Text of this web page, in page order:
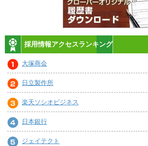
採用情報アクセスランキング
大塚商会
日立製作所
楽天ソシオビジネス
日本銀行
ジェイテクト